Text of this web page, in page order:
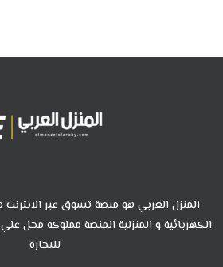
المنزل العربي هو منصة تسوق عبر
الكهربائية و المنزلية المنصة مملوكه محل
للتجارة